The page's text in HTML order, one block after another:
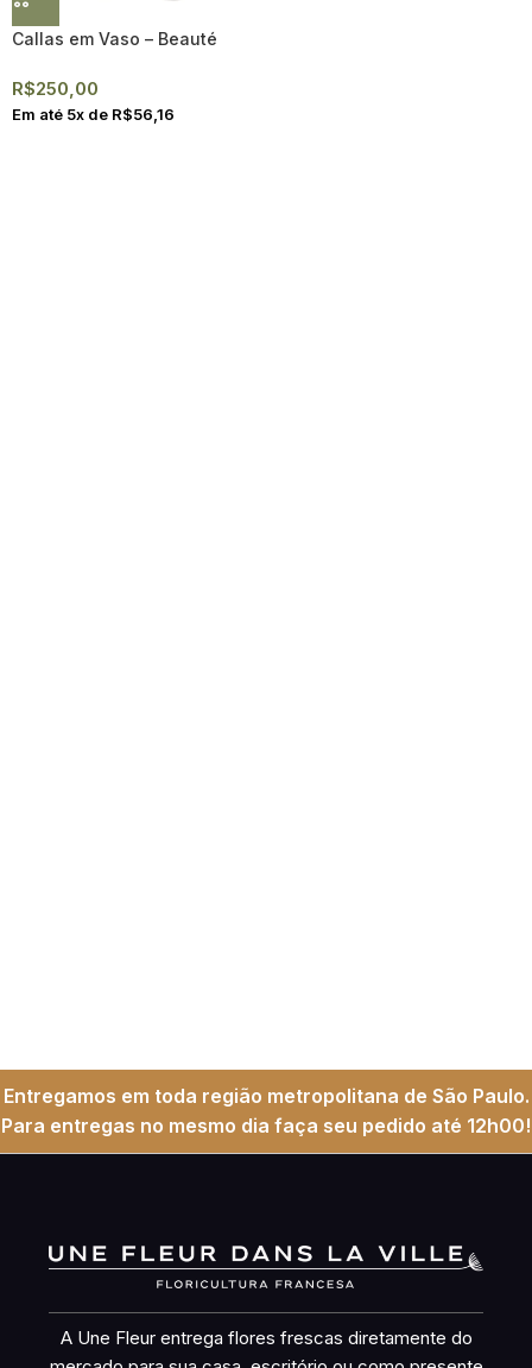
Callas em Vaso – Beauté
R$250,00
Em até 5x de R$56,16
Entregamos em toda região metropolitana de São Paulo.
Para entregas no mesmo dia faça seu pedido até 12h00!
A Une Fleur entrega flores frescas diretamente do